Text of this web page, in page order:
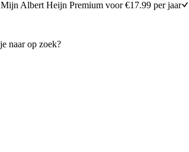
Mijn Albert Heijn Premium voor €17.99 per jaar